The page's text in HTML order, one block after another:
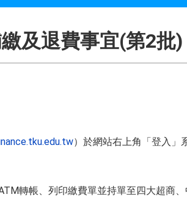
及退費事宜(第2批)
）於網站右上角「登入」
轉帳、列印繳費單並持單至四大超商